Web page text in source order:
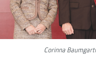
Corinna